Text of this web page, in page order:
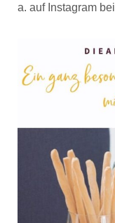
a. auf Instagram bei